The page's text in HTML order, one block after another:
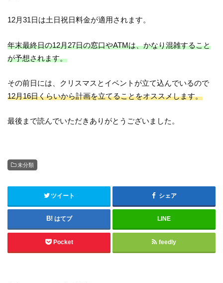
12月31日は土日祝日料金が適用されます。
年末最終日の12月27日の窓口やATMは、かなり混雑すること
が予想されます。
その前日には、クリスマスとイベントが立て込んでいるので
12月16日くらいから計画を立てることをオススメします。
最後まで読んでいただきありがとうございました。
未分類
ツイート シェア
はてブ LINE
Pocket feedly